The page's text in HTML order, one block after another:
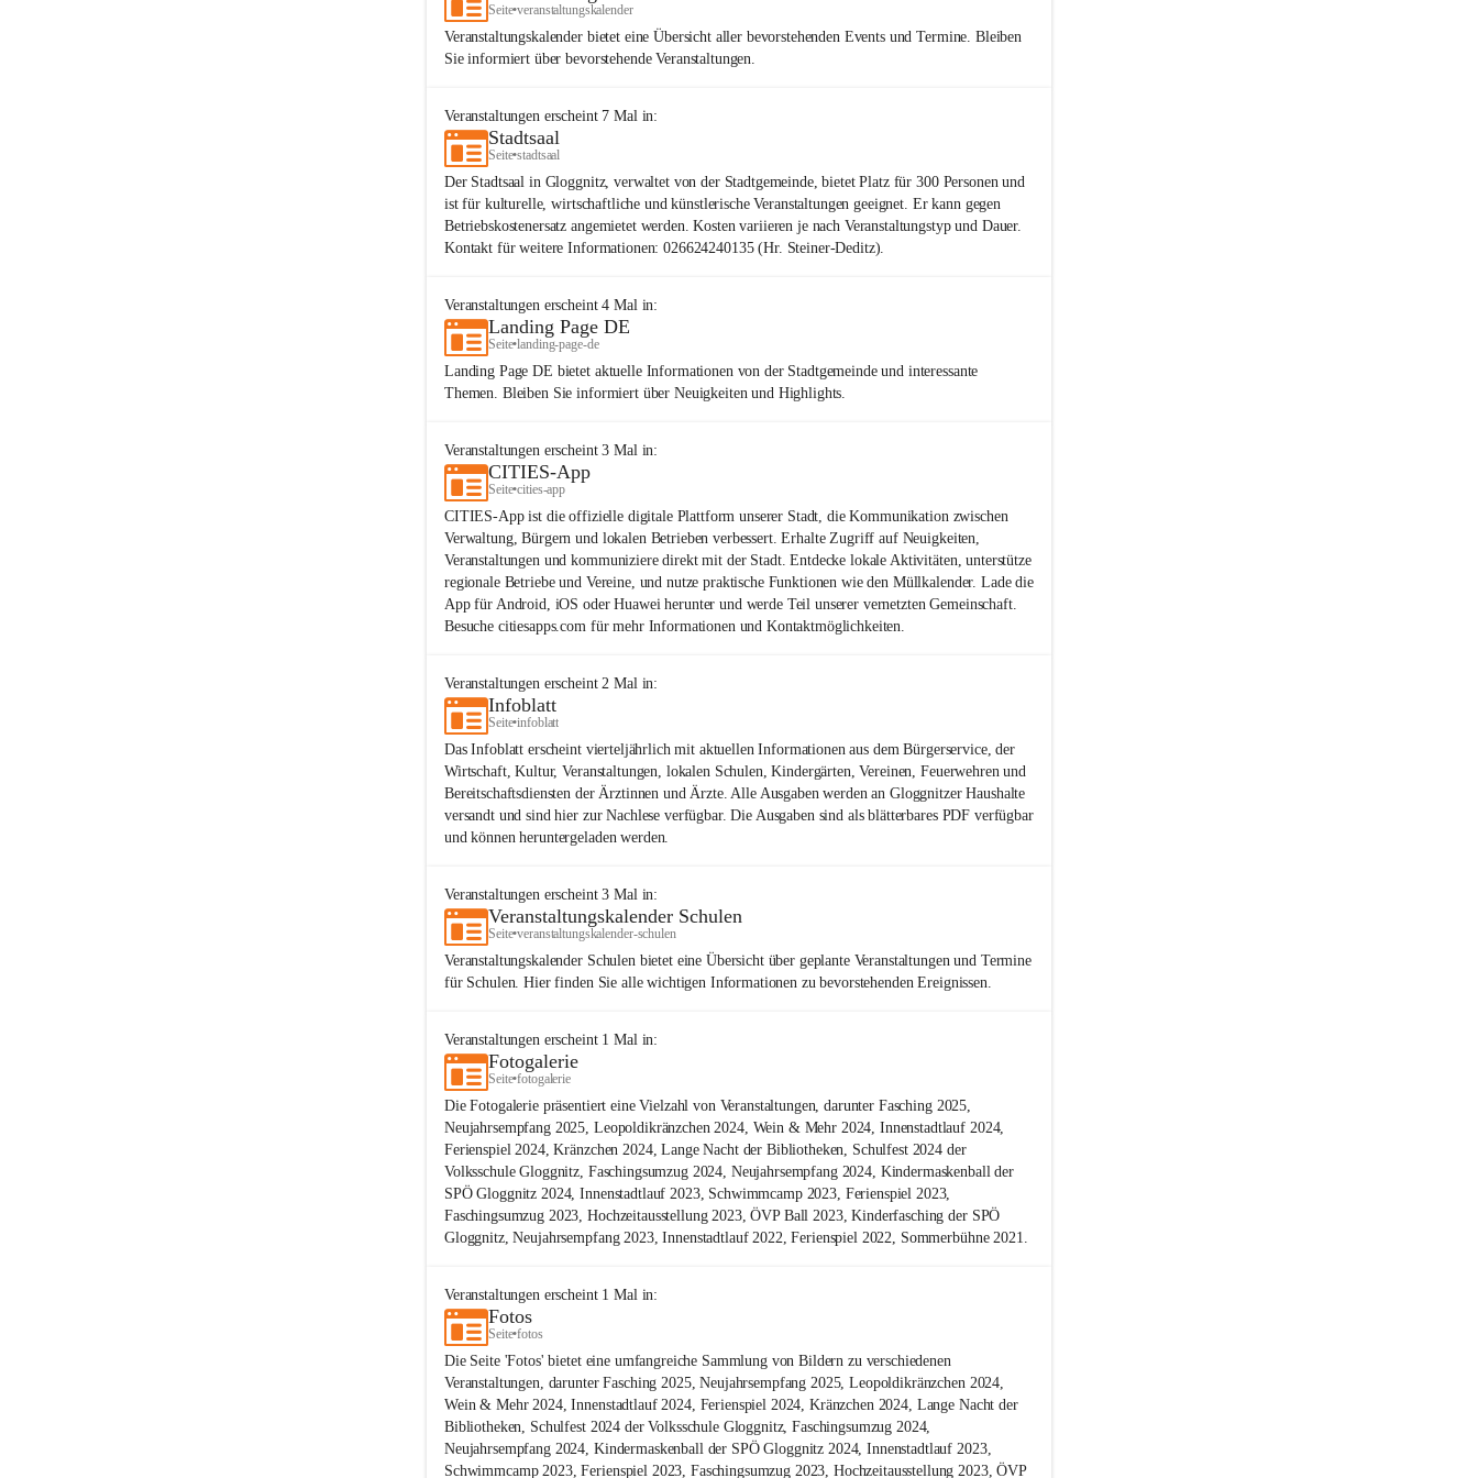
Seite•veranstaltungskalender
Veranstaltungskalender bietet eine Übersicht aller bevorstehenden Events und Termine. Bleiben
Sie informiert über bevorstehende Veranstaltungen.
Veranstaltungenerscheint 7 Mal in:
Stadtsaal
Seite•stadtsaal
Der Stadtsaal in Gloggnitz, verwaltet von der Stadtgemeinde, bietet Platz für 300 Personen und
ist für kulturelle, wirtschaftliche und künstlerische Veranstaltungen geeignet. Er kann gegen
Betriebskostenersatz angemietet werden. Kosten variieren je nach Veranstaltungstyp und Dauer.
Kontakt für weitere Informationen: 026624240135 (Hr. Steiner-Deditz).
Veranstaltungenerscheint4 Mal in:
Landing Page DE
Seite•landing-page-de
Landing Page DE bietet aktuelle Informationen von der Stadtgemeinde und interessante
Themen. Bleiben Sie informiert über Neuigkeiten und Highlights.
Veranstaltungenerscheint3 Mal in:
CITIES-App
Seite•cities-app
CITIES-App ist die offizielle digitale Plattform unserer Stadt, die Kommunikation zwischen
Verwaltung, Bürgern und lokalen Betrieben verbessert. Erhalte Zugriff auf Neuigkeiten,
Veranstaltungen und kommuniziere direkt mit der Stadt. Entdecke lokale Aktivitäten, unterstütze
regionale Betriebe und Vereine, und nutze praktische Funktionen wie den Müllkalender. Lade die
App für Android, iOS oder Huawei herunter und werde Teil unserer vernetzten Gemeinschaft.
Besuche citiesapps.com für mehr Informationen und Kontaktmöglichkeiten.
Veranstaltungenerscheint2 Mal in:
Infoblatt
Seite•infoblatt
Das Infoblatt erscheint vierteljährlich mit aktuellen Informationen aus dem Bürgerservice, der
Wirtschaft, Kultur, Veranstaltungen, lokalen Schulen, Kindergärten, Vereinen, Feuerwehren und
Bereitschaftsdiensten der Ärztinnen und Ärzte. Alle Ausgaben werden an Gloggnitzer Haushalte
versandt und sind hier zur Nachlese verfügbar. Die Ausgaben sind als blätterbares PDF verfügbar
und können heruntergeladen werden.
Veranstaltungenerscheint3 Mal in:
Veranstaltungskalender Schulen
Seite•veranstaltungskalender-schulen
Veranstaltungskalender Schulen bietet eine Übersicht über geplante Veranstaltungen und Termine
für Schulen. Hier finden Sie alle wichtigen Informationen zu bevorstehenden Ereignissen.
Veranstaltungenerscheint 1 Mal in:
Fotogalerie
Seite•fotogalerie
Die Fotogalerie präsentiert eine Vielzahl von Veranstaltungen, darunter Fasching 2025,
Neujahrsempfang 2025, Leopoldikränzchen 2024, Wein & Mehr 2024, Innenstadtlauf 2024,
Ferienspiel 2024, Kränzchen 2024, Lange Nacht der Bibliotheken, Schulfest 2024 der
Volksschule Gloggnitz, Faschingsumzug 2024, Neujahrsempfang 2024, Kindermaskenball der
SPÖ Gloggnitz 2024, Innenstadtlauf 2023, Schwimmcamp 2023, Ferienspiel 2023,
Faschingsumzug 2023, Hochzeitausstellung 2023, ÖVP Ball 2023, Kinderfasching der SPÖ
Gloggnitz, Neujahrsempfang 2023, Innenstadtlauf 2022, Ferienspiel 2022, Sommerbühne 2021.
Veranstaltungenerscheint 1 Mal in:
Fotos
Seite•fotos
Die Seite 'Fotos' bietet eine umfangreiche Sammlung von Bildern zu verschiedenen
Veranstaltungen, darunter Fasching 2025, Neujahrsempfang 2025, Leopoldikränzchen 2024,
Wein & Mehr 2024, Innenstadtlauf 2024, Ferienspiel 2024, Kränzchen 2024, Lange Nacht der
Bibliotheken, Schulfest 2024 der Volksschule Gloggnitz, Faschingsumzug 2024,
Neujahrsempfang 2024, Kindermaskenball der SPÖ Gloggnitz 2024, Innenstadtlauf 2023,
Schwimmcamp 2023, Ferienspiel 2023, Faschingsumzug 2023, Hochzeitausstellung 2023, ÖVP